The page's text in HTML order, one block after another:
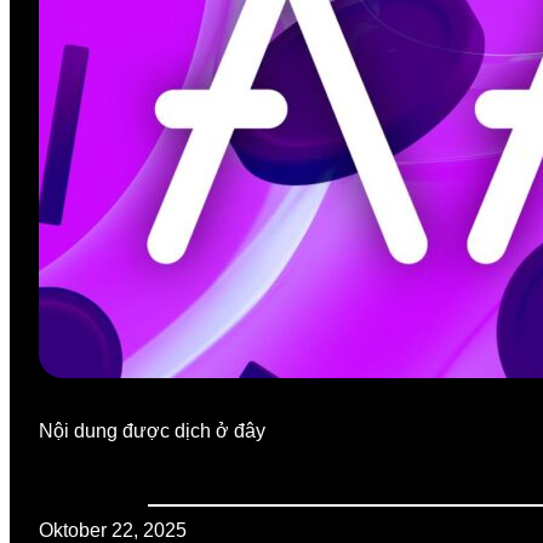
Nội dung được dịch ở đây
Oktober 22, 2025